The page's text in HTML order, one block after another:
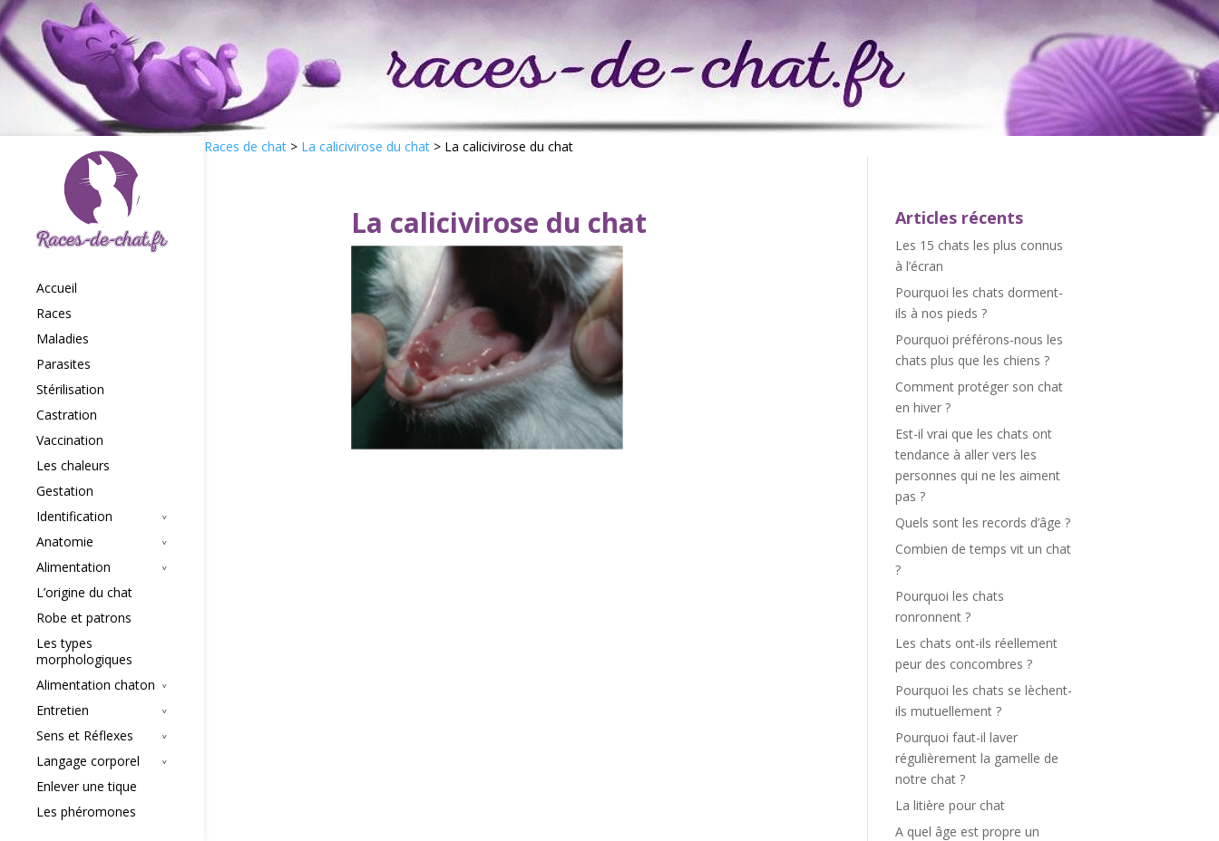
Accueil
Races
Maladies
Parasites
Stérilisation
Castration
Vaccination
Les chaleurs
Gestation
Identification
Anatomie
Alimentation
L’origine du chat
Robe et patrons
Les types
morphologiques
Alimentation chaton
Entretien
Sens et Réflexes
Langage corporel
Enlever une tique
Les phéromones
Races de chat > La calicivirose du chat > La calicivirose du chat
La calicivirose du chat Articles récents
Les 15 chats les plus connus
à l’écran
Pourquoi les chats dorment-
ils à nos pieds ?
Pourquoi préférons-nous les
chats plus que les chiens ?
Comment protéger son chat
en hiver ?
Est-il vrai que les chats ont
tendance à aller vers les
personnes qui ne les aiment
pas ?
Quels sont les records d’âge ?
Combien de temps vit un chat
?
Pourquoi les chats
ronronnent ?
Les chats ont-ils réellement
peur des concombres ?
Pourquoi les chats se lèchent-
ils mutuellement ?
Pourquoi faut-il laver
régulièrement la gamelle de
notre chat ?
La litière pour chat
A quel âge est propre un